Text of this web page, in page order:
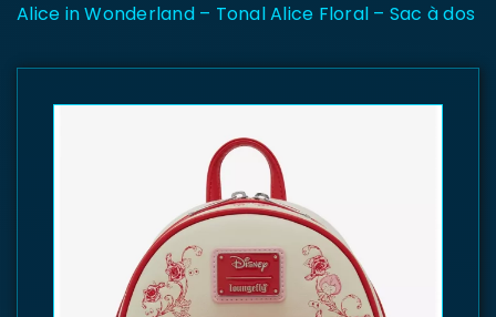
Alice in Wonderland – Tonal Alice Floral – Sac à dos